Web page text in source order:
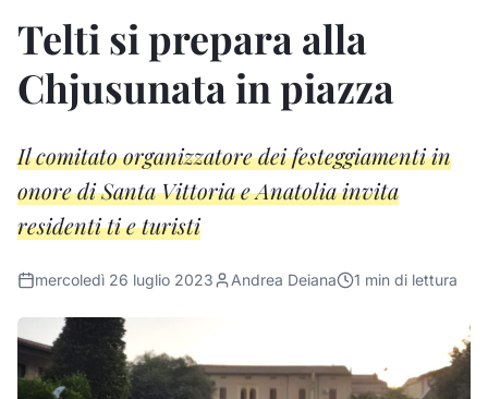
Telti si prepara alla
Chjusunata in piazza
Il comitato organizzatore dei festeggiamenti in
onore di Santa Vittoria e Anatolia invita
residenti ti e turisti
mercoledì 26 luglio 2023 Andrea Deiana 1 min di lettura